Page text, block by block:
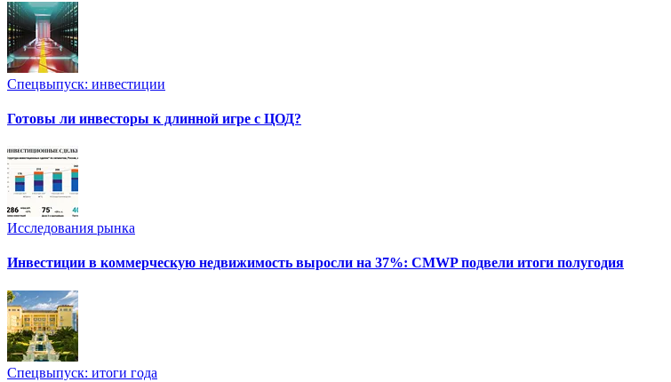
Спецвыпуск: инвестиции
Готовы ли инвесторы к длинной игре с ЦОД?
Исследования рынка
Инвестиции в коммерческую недвижимость выросли на 37%: CMWP подвели итоги полугодия
Спецвыпуск: итоги года